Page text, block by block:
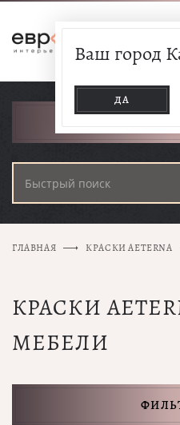
Ваш город
ДА
ГЛАВНАЯ КРАСКИ AETERNA
КРАСКИ
МЕБЕЛИ